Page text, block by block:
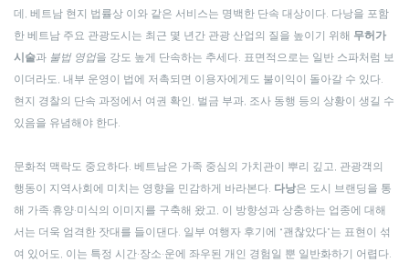
데, 베트남 현지 법률상 이와 같은 서비스는 명백한 단속 대상이다. 다낭을 포함
한 베트남 주요 관광도시는 최근 몇 년간 관광 산업의 질을 높이기 위해 무허가
시술과 불법 영업을 강도 높게 단속하는 추세다. 표면적으로는 일반 스파처럼 보
이더라도, 내부 운영이 법에 저촉되면 이용자에게도 불이익이 돌아갈 수 있다.
현지 경찰의 단속 과정에서 여권 확인, 벌금 부과, 조사 동행 등의 상황이 생길 수
있음을 유념해야 한다.
문화적 맥락도 중요하다. 베트남은 가족 중심의 가치관이 뿌리 깊고, 관광객의
행동이 지역사회에 미치는 영향을 민감하게 바라본다. 다낭은 도시 브랜딩을 통
해 가족·휴양·미식의 이미지를 구축해 왔고, 이 방향성과 상충하는 업종에 대해
서는 더욱 엄격한 잣대를 들이댄다. 일부 여행자 후기에 “괜찮았다”는 표현이 섞
여 있어도, 이는 특정 시간·장소·운에 좌우된 개인 경험일 뿐 일반화하기 어렵다.